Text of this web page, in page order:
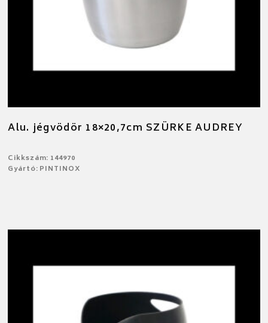
Alu. jégvödör 18×20,7cm SZÜRKE AUDREY
Cikkszám: 144970
Gyártó: PINTINOX